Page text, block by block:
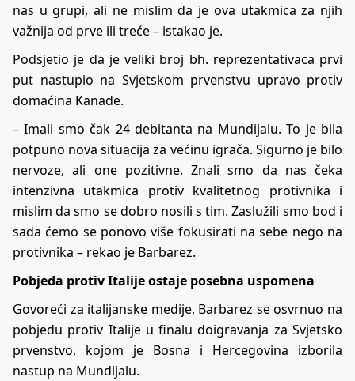
nas u grupi, ali ne mislim da je ova utakmica za njih
važnija od prve ili treće – istakao je.
Podsjetio je da je veliki broj bh. reprezentativaca prvi
put nastupio na Svjetskom prvenstvu upravo protiv
domaćina Kanade.
– Imali smo čak 24 debitanta na Mundijalu. To je bila
potpuno nova situacija za većinu igrača. Sigurno je bilo
nervoze, ali one pozitivne. Znali smo da nas čeka
intenzivna utakmica protiv kvalitetnog protivnika i
mislim da smo se dobro nosili s tim. Zaslužili smo bod i
sada ćemo se ponovo više fokusirati na sebe nego na
protivnika – rekao je Barbarez.
Pobjeda protiv Italije ostaje posebna uspomena
Govoreći za italijanske medije, Barbarez se osvrnuo na
pobjedu protiv Italije u finalu doigravanja za Svjetsko
prvenstvo, kojom je Bosna i Hercegovina izborila
nastup na Mundijalu.